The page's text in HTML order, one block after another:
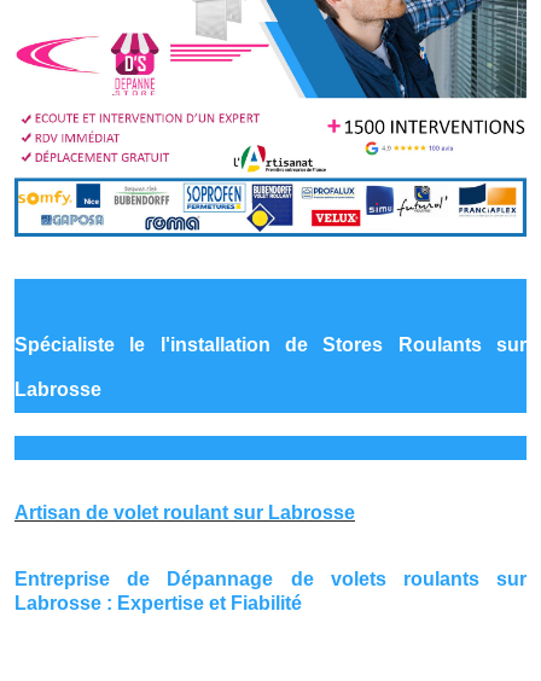
Spécialiste le l'installation de Stores Roulants sur
Labrosse
Artisan de volet roulant sur Labrosse
Entreprise de Dépannage de volets roulants sur
Labrosse : Expertise et Fiabilité